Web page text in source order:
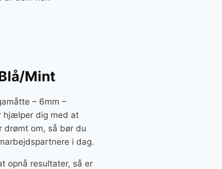
Mint
– 6mm –
hjælper dig med at
drømt om, så bør du
i dag.
opnå resultater, så er